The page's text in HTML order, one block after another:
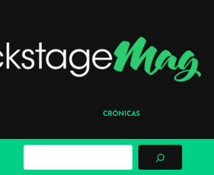
CRÓNICAS
B
c